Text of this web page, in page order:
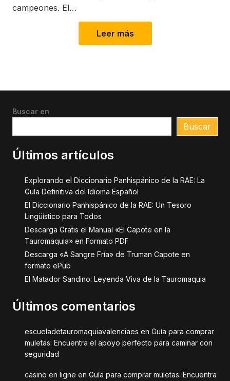
campeones. El…
Leer más
Buscar en
Buscar
Últimos artículos
Explorando el Diccionario Panhispánico de la RAE: La
Guía Definitiva del Idioma Español
El Diccionario Panhispánico de la RAE: Un Tesoro
Lingüístico para Todos
Descarga Gratis el Manual «El Capote en la
Tauromaquia» en Formato PDF
Descarga «A Sangre Fría» de Truman Capote en
formato ePub
El Matador Sandino: Leyenda Viva de la Tauromaquia
Últimos comentarios
escueladetauromaquiavalenciaes en Guía para comprar
muletas: Encuentra el apoyo perfecto para caminar con
seguridad
casino en ligne en Guía para comprar muletas: Encuentra